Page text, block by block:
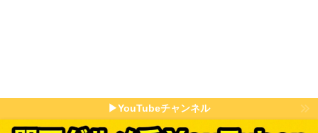
▶YouTubeチャンネル